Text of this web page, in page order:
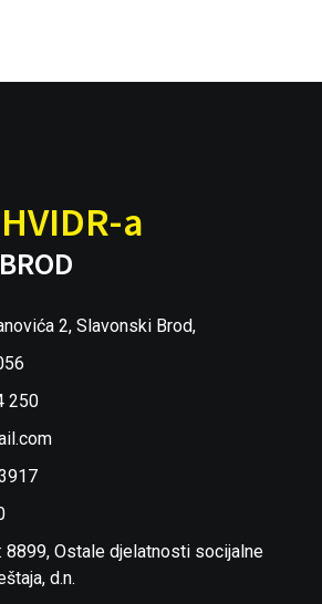
a
2, Slavonski Brod,
250
8899, Ostale djelatnosti socijalne
d.n.